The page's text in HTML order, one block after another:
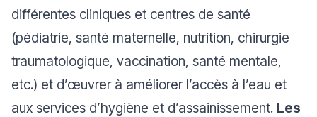
différentes cliniques et centres de santé
(pédiatrie, santé maternelle, nutrition, chirurgie
traumatologique, vaccination, santé mentale,
etc.) et d’œuvrer à améliorer l’accès à l’eau et
aux services d’hygiène et d’assainissement. Les